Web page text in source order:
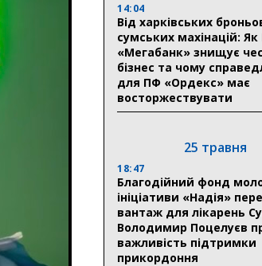
14:04
Від харківських
сумських махінацій:
«Мегабанк» знищує
бізнес та чому
для ПФ «Ордекс» має
восторжествувати
25 травня
18:47
Благодійний фонд
ініціативи «Надія»
вантаж для лікарень
Володимир Поцелуєв
важливість підтримки
прикордоння